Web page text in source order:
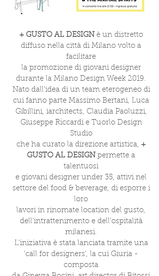
+ GUSTO AL DESIGN è un distretto
diffuso nella città di Milano volto a
facilitare
la promozione di giovani designer
durante la Milano Design Week 2019.
Nato dall’idea di un team eterogeneo di
cui fanno parte Massimo Bertani, Luca
Gibillini, iarchitects, Claudia Paoluzzi,
Giuseppe Riccardi e Tuorlo Design
Studio
che ha curato la direzione artistica, +
GUSTO AL DESIGN permette a
talentuosi
e giovani designer under 35, attivi nel
settore del food & beverage, di esporre i
loro
lavori in rinomate location del gusto,
dell’intrattenimento e dell’ospitalità
milanesi.
L’iniziativa è stata lanciata tramite una
‘call for designers’, la cui Giuria -
composta